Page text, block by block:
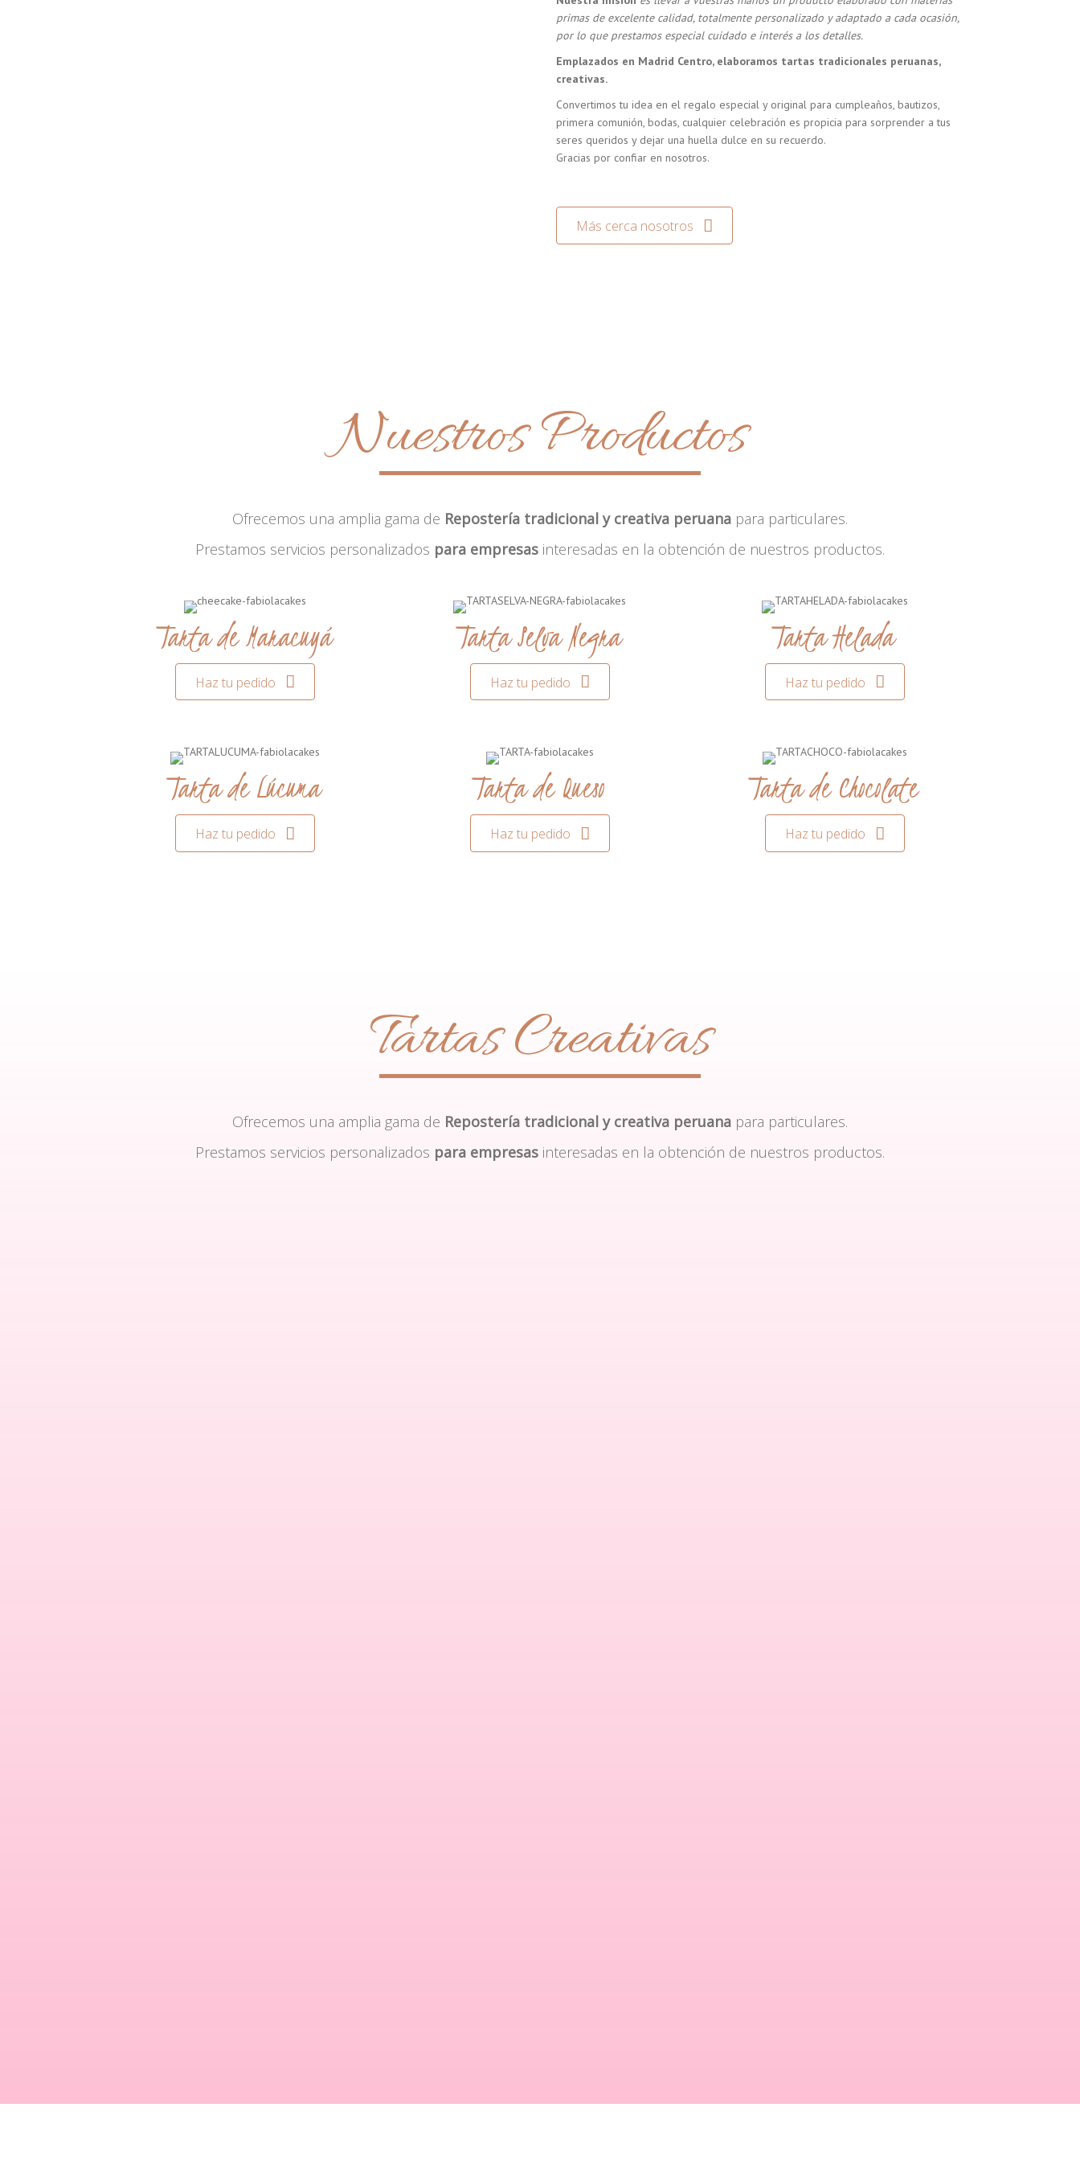
primas de excelente calidad, totalmente personalizado y adaptado a cada ocasión,
por lo que prestamos especial cuidado e interés a los detalles.
Emplazados en Madrid Centro, elaboramos tartas tradicionales peruanas,
creativas.
Convertimos tu idea en el regalo especial y original para cumpleaños, bautizos,
primera comunión, bodas, cualquier celebración es propicia para sorprender a tus
seres queridos y dejar una huella dulce en su recuerdo.
Gracias por confiar en nosotros.
Más cerca nosotros
Nuestros Productos
Ofrecemos una amplia gama de Repostería tradicional y creativa peruana para particulares.
Prestamos servicios personalizados para empresas interesadas en la obtención de nuestros productos.
Tarta de Maracuyá
Haz tu pedido
Tarta Selva Negra
Haz tu pedido
Tarta Helada
Haz tu pedido
Tarta de Lúcuma
Haz tu pedido
Tarta de Queso
Haz tu pedido
Tarta de Chocolate
Haz tu pedido
Tartas Creativas
Ofrecemos una amplia gama de Repostería tradicional y creativa peruana para particulares.
Prestamos servicios personalizados para empresas interesadas en la obtención de nuestros productos.